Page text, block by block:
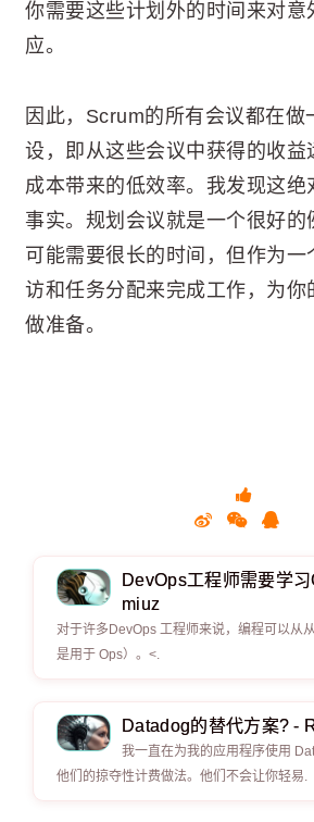
你需要这些计划外的时间来对意
应。
因此，Scrum的所有会议都在做
设，即从这些会议中获得的收益
成本带来的低效率。我发现这绝
事实。规划会议就是一个很好的
可能需要很长的时间，但作为一
访和任务分配来完成工作，为你
做准备。
DevOps工程师需要学
miuz
对于许多DevOps 工程师来说，编程可以从
是用于 Ops）。<.
Datadog的替代方案? -
我一直在为我的应用程序使用
他们的掠夺性计费做法。他们不会让你轻易.